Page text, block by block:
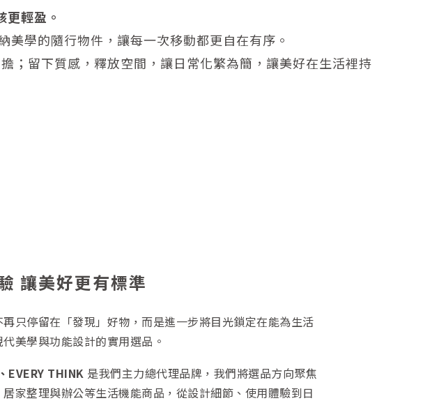
輕盈。
美學的隨行物件，讓每一次移動都更自在有序。
；留下質感，釋放空間，讓日常化繁為簡，讓美好在生活裡持
讓美好更有標準
只停留在「發現」好物，而是進一步將目光鎖定在能為生活
美學與功能設計的實用選品。
EVERY THINK 是我們主力總代理品牌，我們將選品方向聚焦
家整理與辦公等生活機能商品，從設計細節、使用體驗到日